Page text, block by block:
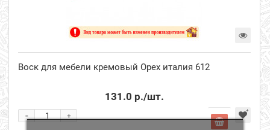
Воск для мебели кремовый Орех италия 612
131.0 р./шт.
+
-